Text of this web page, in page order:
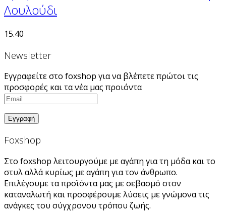
Λουλούδι
15.40
Newsletter
Εγγραφείτε στο foxshop για να βλέπετε πρώτοι τις
προσφορές και τα νέα μας προιόντα
Foxshop
Στο foxshop λειτουργούμε με αγάπη για τη μόδα και το
στυλ αλλά κυρίως με αγάπη για τον άνθρωπο.
Επιλέγουμε τα προϊόντα μας με σεβασμό στον
καταναλωτή και προσφέρουμε λύσεις με γνώμονα τις
ανάγκες του σύγχρονου τρόπου ζωής.